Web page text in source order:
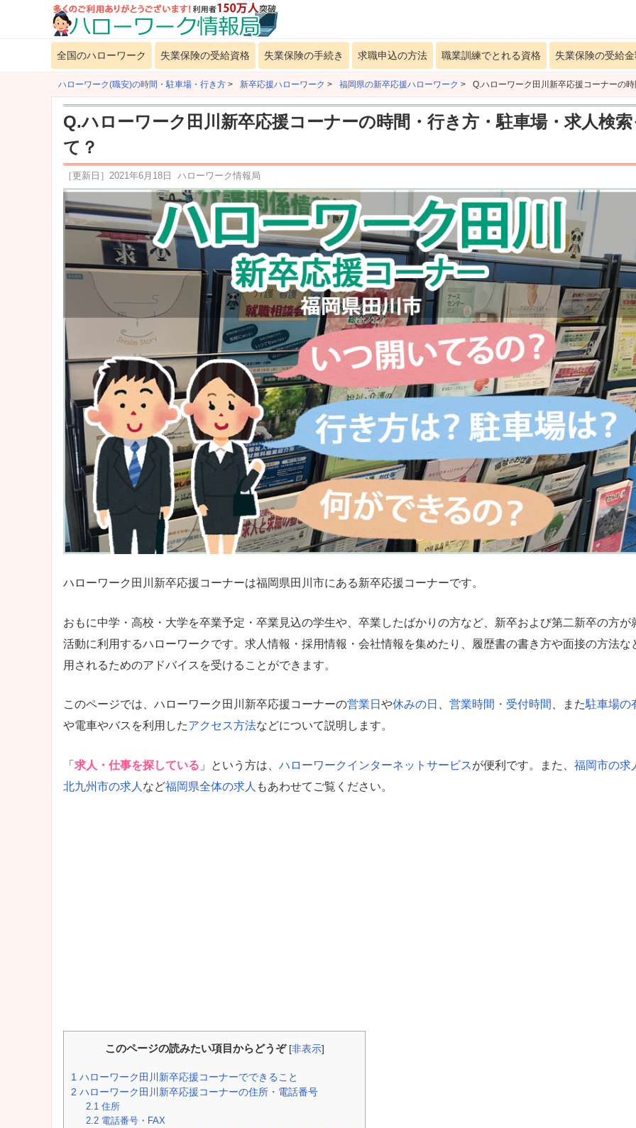
全国のハローワーク 失業保険の受給資格 失業保険の手続き 求職申込の方法 職業訓練でとれる資格 失業保険の受給
ハローワーク(職安)の時間・駐車場・行き方 > 新卒応援ハローワーク > 福岡県の新卒応援ハローワーク > Q.ハローワーク田川新卒応援コーナーの
Q.ハローワーク田川新卒応援コーナーの時間・行き方・駐車場・求人検
て？
［更新日］ 2021年6月18日 ハローワーク情報局
ハローワーク田川新卒応援コーナーは福岡県田川市にある新卒応援コーナーです。
おもに中学・高校・大学を卒業予定・卒業見込の学生や、卒業したばかりの方など、新卒および第二新卒の方が
活動に利用するハローワークです。求人情報・採用情報・会社情報を集めたり、履歴書の書き方や面接の方法な
用されるためのアドバイスを受けることができます。
このページでは、ハローワーク田川新卒応援コーナーの営業日 や休みの日 営業時間・受付時間 、また駐車場の
や電車やバスを利用したアクセス方法などについて説明します。
「 求人・仕事を探している 」という方は、 ハローワークインターネットサービスが便利です。また、 福岡市の求
北九州市の求人 など福岡県全体の求人 もあわせてご覧ください。
このページの読みたい項目からどうぞ [非表示]
1 ハローワーク田川新卒応援コーナーでできること
2 ハローワーク田川新卒応援コーナーの住所・電話番号
2.1 住所
2.2 電話番号・FAX